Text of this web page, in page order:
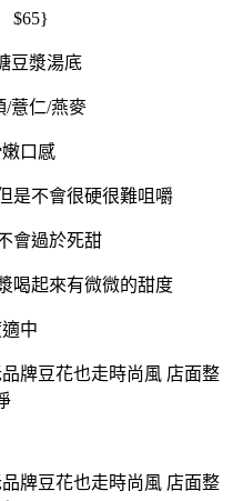
$65}
豆漿湯底
/薏仁/燕麥
口感
是不會很硬很難咀嚼
會過於死甜
喝起來有微微的甜度
中